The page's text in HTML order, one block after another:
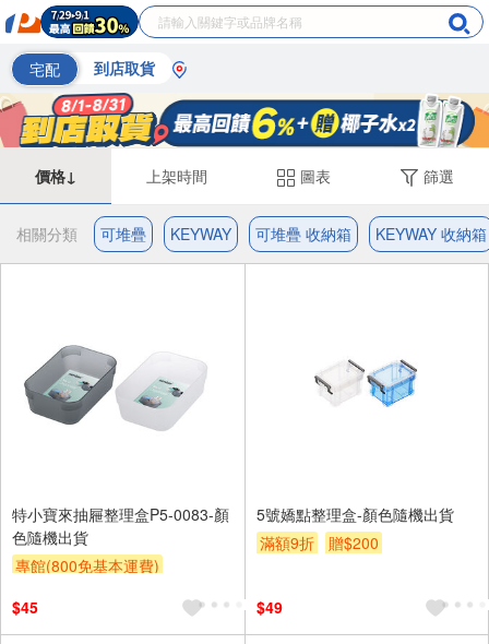
宅配 到店取貨
價格↓ 上架時間 圖表 篩選
相關分類 可堆疊 KEYWAY 可堆疊 收納箱 KEYWAY 收納箱
特小寶來抽屜整理盒P5-0083-顏
色隨機出貨
專館(800免基本運費)
$45
5號嬌點整理盒-顏色隨機出貨
滿額9折
贈$200
$49